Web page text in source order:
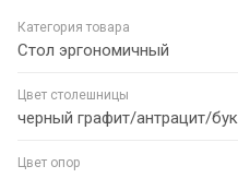
Категория товара
Стол эргономичный
Цвет столешницы
черный графит/антрацит/бук
Цвет опор